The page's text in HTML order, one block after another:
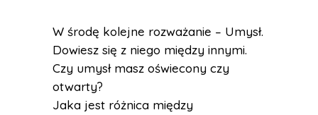
W środę kolejne rozważanie – Umysł.
Dowiesz się z niego między innymi.
Czy umysł masz oświecony czy
otwarty?
Jaka jest różnica między